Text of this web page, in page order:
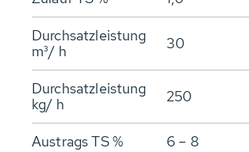
Durchsatzleistung
m³/ h
30
Durchsatzleistung
kg/ h
250
Austrags TS % 6 – 8